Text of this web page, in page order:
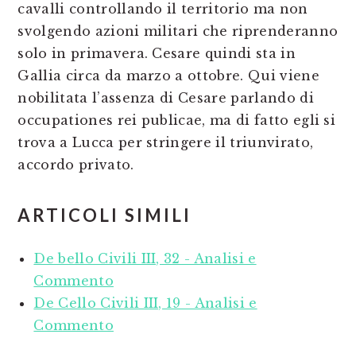
cavalli controllando il territorio ma non
svolgendo azioni militari che riprenderanno
solo in primavera. Cesare quindi sta in
Gallia circa da marzo a ottobre. Qui viene
nobilitata l’assenza di Cesare parlando di
occupationes rei publicae, ma di fatto egli si
trova a Lucca per stringere il triunvirato,
accordo privato.
ARTICOLI SIMILI
De bello Civili III, 32 - Analisi e
Commento
De Cello Civili III, 19 - Analisi e
Commento